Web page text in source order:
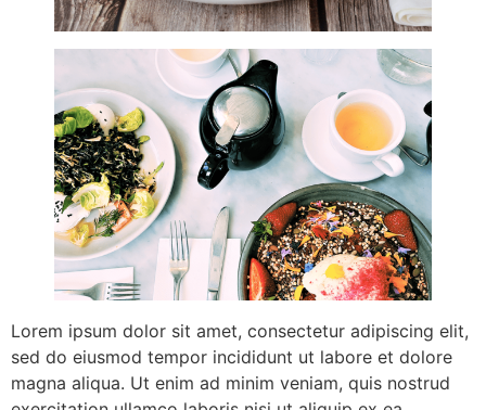
Lorem ipsum dolor sit amet, consectetur adipiscing elit,
sed do eiusmod tempor incididunt ut labore et dolore
magna aliqua. Ut enim ad minim veniam, quis nostrud